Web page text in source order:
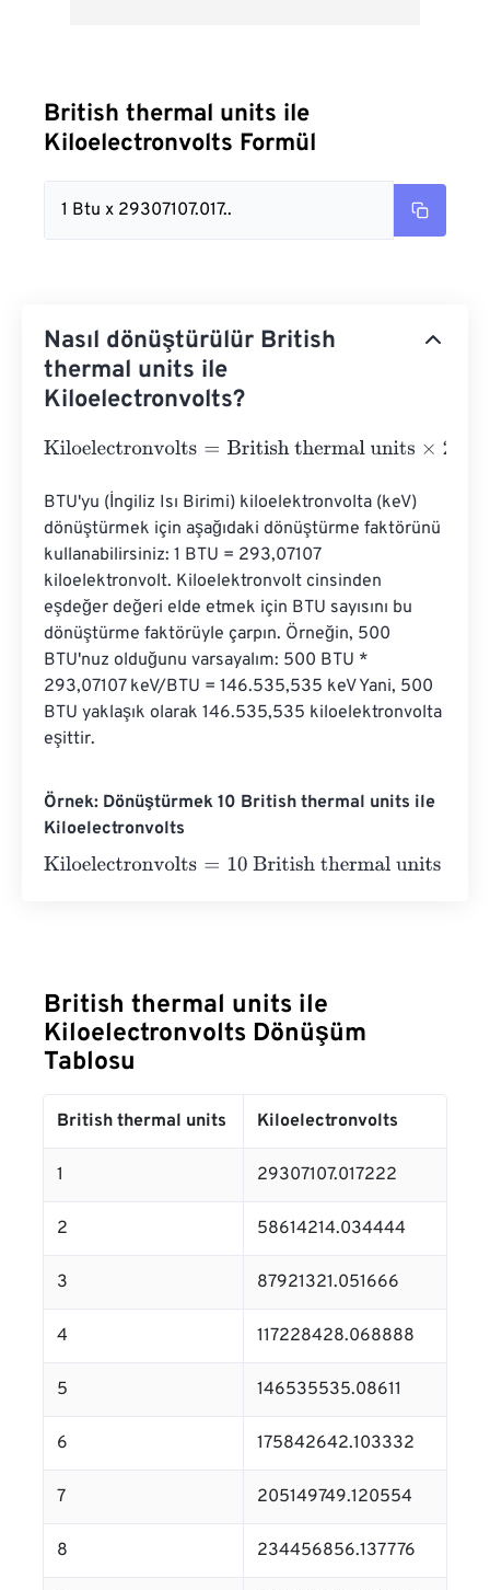
British thermal units ile
Kiloelectronvolts Formül
1 Btu x 29307107.017..
Nasıl dönüştürülür British
thermal units ile
Kiloelectronvolts?
Kiloelectronvolts=British thermal units×
BTU'yu (İngiliz Isı Birimi) kiloelektronvolta (keV)
dönüştürmek için aşağıdaki dönüştürme faktörünü
kullanabilirsiniz: 1 BTU = 293,07107
kiloelektronvolt. Kiloelektronvolt cinsinden
eşdeğer değeri elde etmek için BTU sayısını bu
dönüştürme faktörüyle çarpın. Örneğin, 500
BTU'nuz olduğunu varsayalım: 500 BTU *
293,07107 keV/BTU = 146.535,535 keV Yani, 500
BTU yaklaşık olarak 146.535,535 kiloelektronvolta
eşittir.
Örnek: Dönüştürmek 10 British thermal units ile
Kiloelectronvolts
Kiloelectronvolts=10 British thermal units×
British thermal units ile
Kiloelectronvolts Dönüşüm
Tablosu
British thermal units Kiloelectronvolts
1 29307107.017222
2 58614214.034444
3 87921321.051666
4 117228428.068888
5 146535535.08611
6 175842642.103332
7 205149749.120554
8 234456856.137776